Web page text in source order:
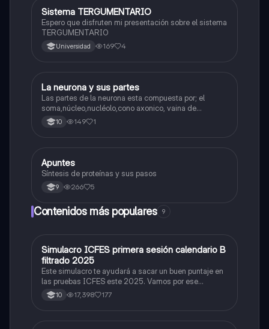
Biologia
Sistema TERGUMENTARIO
Espero que disfruten mi presentación sobre el sistema
TERGUMENTARIO
Universidad 169 4
Biologia
La neurona y sus partes
Las partes de la neurona esta compuesta por; el
soma,núcleo,nucléolo,cono axonico, vaina de
mielina,celula schwan,núcleo de schwann,nódulo de
Ranvier,terminal axonico Arborizacion terminal, botón
10 149 1
Biologia
Apuntes
Síntesis de proteínas y sus pasos
9 266 5
Contenidos más populares 9
ICFES: Matemáticas
Simulacro ICFES primera sesión calendario B
filtrado 2025
Este simulacro te ayudará a sacar un buen puntaje en
las pruebas ICFES este 2025. Vamos por ese
500/500. Y poder ser admitido en la universidad que
quieras, estudiar la carrera que quieres y no la que te
10 17,398 177